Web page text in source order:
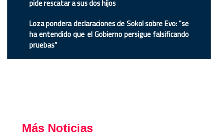
pide rescatar a sus dos hijos
Loza pondera declaraciones de Sokol sobre Evo: “se
ha entendido que el Gobierno persigue falsificando
pruebas”
Más Noticias